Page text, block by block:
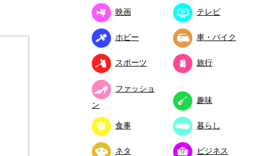
映画 テレビ
ホビー 車・バイク
スポーツ 旅行
ファッショ
ン
趣味
食事 暮らし
ネタ ビジネス